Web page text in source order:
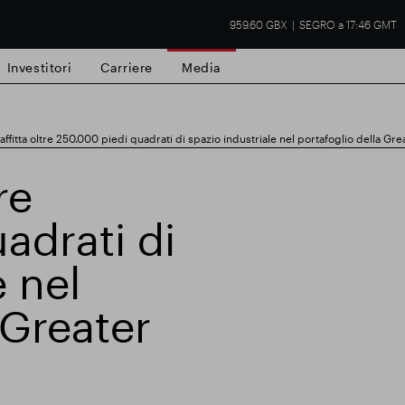
959.60 GBX SEGRO a 17:46 GMT
commerciale
Investitori Carriere Media
affitta oltre 250.000 piedi quadrati di spazio industriale nel portafoglio della
di
nel